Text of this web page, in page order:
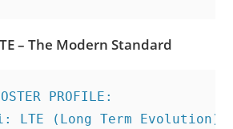
– The Modern Standard
PROFILE:
LTE (Long Term Evolution)